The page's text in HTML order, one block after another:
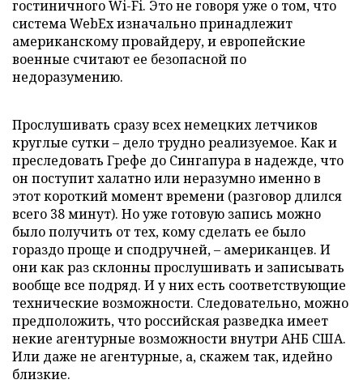
гостиничного Wi-Fi. Это не говоря уже о том, что
система WebEx изначально принадлежит
американскому провайдеру, и европейские
военные считают ее безопасной по
недоразумению.
Прослушивать сразу всех немецких летчиков
круглые сутки – дело трудно реализуемое. Как и
преследовать Грефе до Сингапура в надежде, что
он поступит халатно или неразумно именно в
этот короткий момент времени (разговор длился
всего 38 минут). Но уже готовую запись можно
было получить от тех, кому сделать ее было
гораздо проще и сподручней, – американцев. И
они как раз склонны прослушивать и записывать
вообще все подряд. И у них есть соответствующие
технические возможности. Следовательно, можно
предположить, что российская разведка имеет
некие агентурные возможности внутри АНБ США.
Или даже не агентурные, а, скажем так, идейно
близкие.